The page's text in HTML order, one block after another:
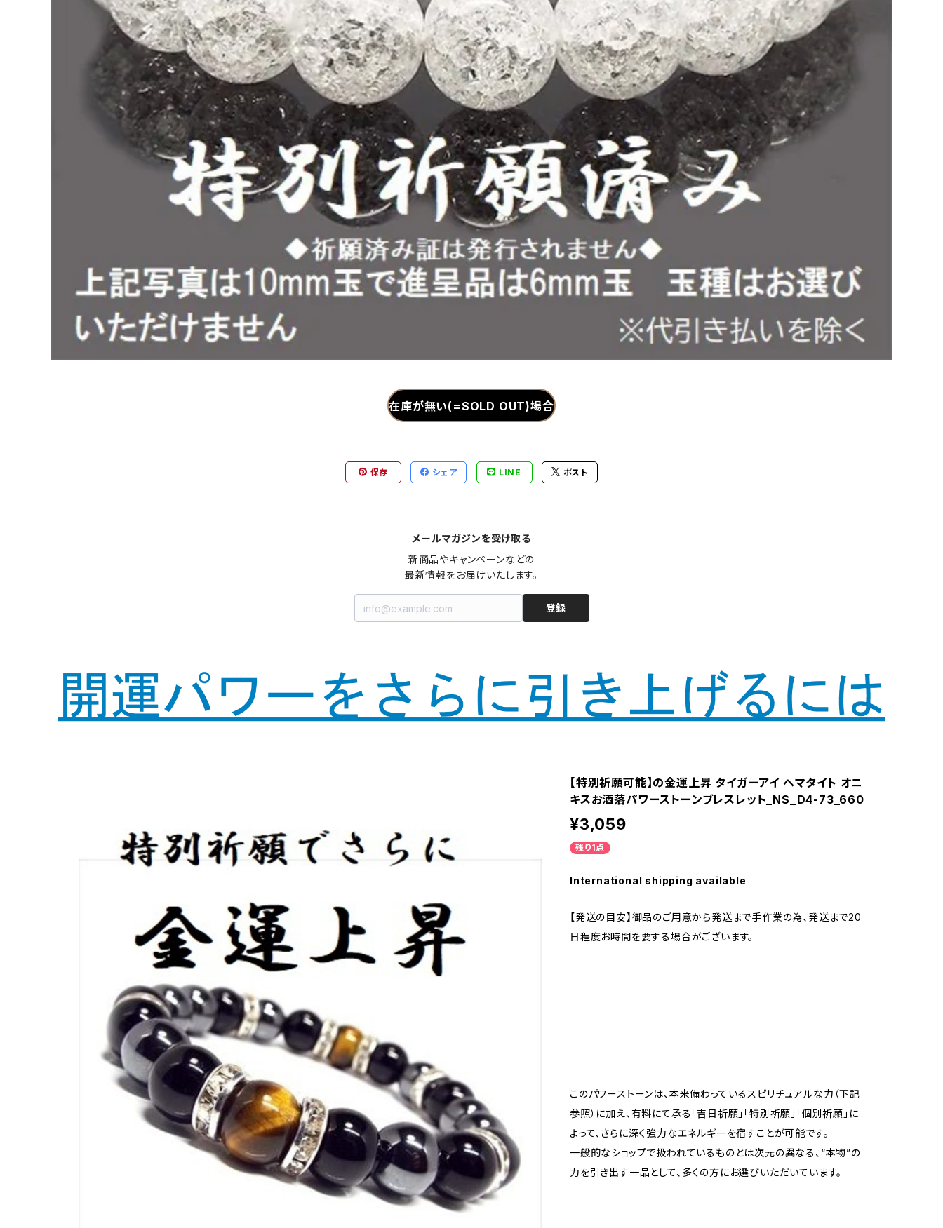
在庫が無い(=SOLD OUT)場合
保存 シェア LINE ポスト
メールマガジンを受け取る
新商品やキャンペーンなどの
最新情報をお届けいたします。
登録
【特別祈願可能】の金運上昇 タイガーアイ ヘマタイト オニ
キスお洒落パワーストーンブレスレット_NS_D4-73_660
¥3,059
残り1点
International shipping available
【発送の目安】御品のご用意から発送まで手作業の為、発送まで20
日程度お時間を要する場合がございます。
このパワーストーンは、本来備わっているスピリチュアルな力（下記
参照）に加え、有料にて承る「吉日祈願」「特別祈願」「個別祈願」に
よって、さらに深く強力なエネルギーを宿すことが可能です。
一般的なショップで扱われているものとは次元の異なる、“本物”の
力を引き出す一品として、多くの方にお選びいただいています。